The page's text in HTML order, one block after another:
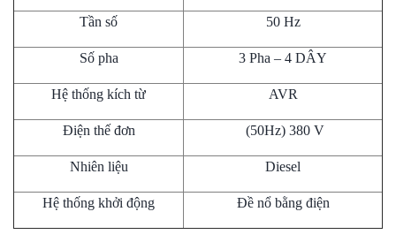
Tần số 50 Hz
Số pha 3 Pha – 4 DÂY
Hệ thống kích từ AVR
Điện thế đơn (50Hz) 380 V
Nhiên liệu Diesel
Hệ thống khởi động Đề nổ bằng điện